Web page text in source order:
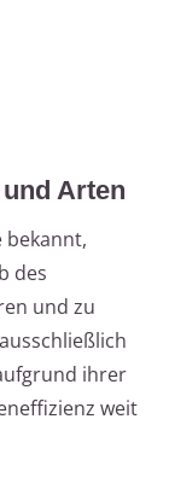
Arten
bekannt,
des
und zu
ihrer
weit